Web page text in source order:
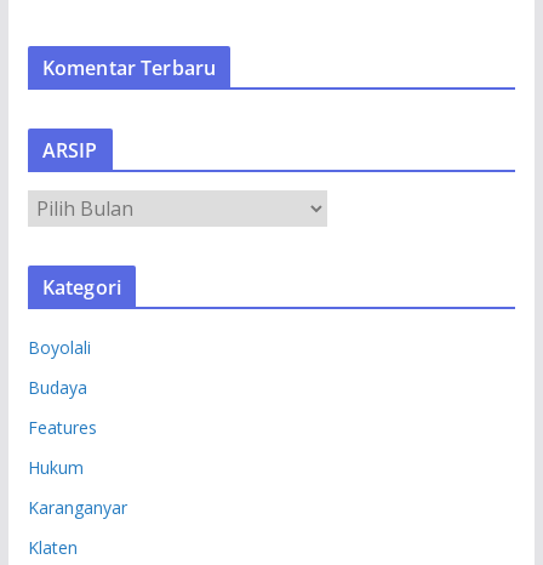
Komentar Terbaru
ARSIP
R
S
Kategori
Boyolali
Budaya
Features
Hukum
Karanganyar
Klaten